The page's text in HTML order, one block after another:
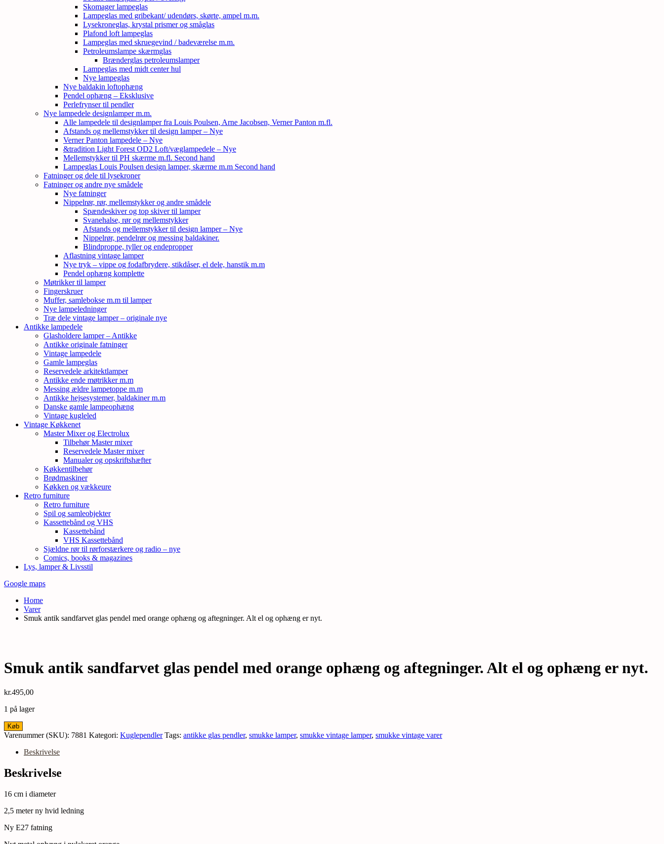
Skomager lampeglas
Lampeglas med gribekant/ udendørs, skørte, ampel m.m.
Lysekroneglas, krystal prismer og småglas
Plafond loft lampeglas
Lampeglas med skruegevind / badeværelse m.m.
Petroleumslampe skærmglas
Brænderglas petroleumslamper
Lampeglas med midt center hul
Nye lampeglas
Nye baldakin loftophæng
Pendel ophæng – Eksklusive
Perlefrynser til pendler
Nye lampedele designlamper m.m.
Alle lampedele til designlamper fra Louis Poulsen, Arne Jacobsen, Verner Panton m.fl.
Afstands og mellemstykker til design lamper – Nye
Verner Panton lampedele – Nye
&tradition Light Forest OD2 Loft/væglampedele – Nye
Mellemstykker til PH skærme m.fl. Second hand
Lampeglas Louis Poulsen design lamper, skærme m.m Second hand
Fatninger og dele til lysekroner
Fatninger og andre nye smådele
Nye fatninger
Nippelrør, rør, mellemstykker og andre smådele
Spændeskiver og top skiver til lamper
Svanehalse, rør og mellemstykker
Afstands og mellemstykker til design lamper – Nye
Nippelrør, pendelrør og messing baldakiner.
Blindproppe, tyller og endepropper
Aflastning vintage lamper
Nye tryk – vippe og fodafbrydere, stikdåser, el dele, hanstik m.m
Pendel ophæng komplette
Møtrikker til lamper
Fingerskruer
Muffer, samlebokse m.m til lamper
Nye lampeledninger
Træ dele vintage lamper – originale nye
Antikke lampedele
Glasholdere lamper – Antikke
Antikke originale fatninger
Vintage lampedele
Gamle lampeglas
Reservedele arkitektlamper
Antikke ende møtrikker m.m
Messing ældre lampetoppe m.m
Antikke hejsesystemer, baldakiner m.m
Danske gamle lampeophæng
Vintage kugleled
Vintage Køkkenet
Master Mixer og Electrolux
Tilbehør Master mixer
Reservedele Master mixer
Manualer og opskriftshæfter
Køkkentilbehør
Brødmaskiner
Køkken og vækkeure
Retro furniture
Retro furniture
Spil og samleobjekter
Kassettebånd og VHS
Kassettebånd
VHS Kassettebånd
Sjældne rør til rørforstærkere og radio – nye
Comics, books & magazines
Lys, lamper & Livsstil
Google maps
Home
Varer
Smuk antik sandfarvet glas pendel med orange ophæng og aftegninger. Alt el og ophæng er nyt.
Smuk antik sandfarvet glas pendel med orange ophæng og aftegninger. Alt el og ophæng er nyt.
kr.495,00
1 på lager
Smuk
antik
med
orange
og
Alt
el
og
ophæng
Køb
Varenummer (SKU): 7881 Kategori: Kuglependler Tags: antikke glas pendler, smukke lamper, smukke vintage lamper, smukke vintage varer
Beskrivelse
Beskrivelse
16 cm i diameter
2,5 meter ny hvid ledning
Ny E27 fatning